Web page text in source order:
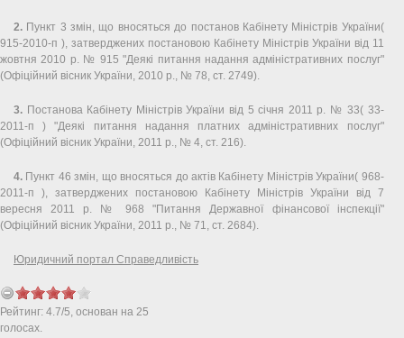
2. Пункт 3 змін, що вносяться до постанов Кабінету Міністрів України(
915-2010-п ), затверджених постановою Кабінету Міністрів України від 11
жовтня 2010 р. № 915 "Деякі питання надання адміністративних послуг"
(Офіційний вісник України, 2010 р., № 78, ст. 2749).
3. Постанова Кабінету Міністрів України від 5 січня 2011 р. № 33( 33-
2011-п ) "Деякі питання надання платних адміністративних послуг"
(Офіційний вісник України, 2011 р., № 4, ст. 216).
4. Пункт 46 змін, що вносяться до актів Кабінету Міністрів України( 968-
2011-п ), затверджених постановою Кабінету Міністрів України від 7
вересня 2011 р. № 968 "Питання Державної фінансової інспекції"
(Офіційний вісник України, 2011 р., № 71, ст. 2684).
Юридичний портал Справедливість
Рейтинг: 4.7/5, основан на 25
голосах.